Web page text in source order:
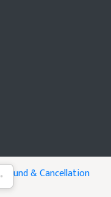
Refund & Cancellation